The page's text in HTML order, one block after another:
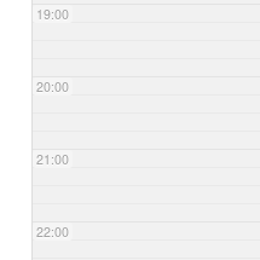
19:00
20:00
21:00
22:00